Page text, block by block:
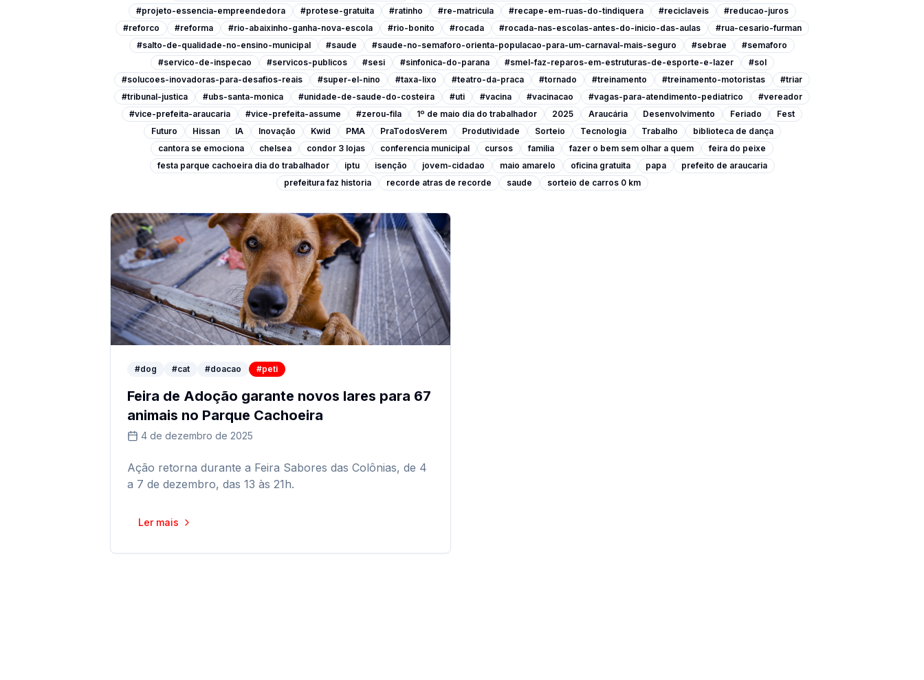
#projeto-essencia-empreendedora
#protese-gratuita #ratinho #re-matricula #recape-em-ruas-do-tindiquera #reciclaveis
#reducao-juros
#reforco
#reforma #rio-abaixinho-ganha-nova-escola #rio-bonito #rocada #rocada-nas-escolas-antes-do-inicio-das-aulas
#rua-cesario-furman
#salto-de-qualidade-no-ensino-municipal
#saude #saude-no-semaforo-orienta-populacao-para-um-carnaval-mais-seguro #sebrae
#semaforo
#servico-de-inspecao
#servicos-publicos #sesi #sinfonica-do-parana #smel-faz-reparos-em-estruturas-de-esporte-e-lazer
#sol
#solucoes-inovadoras-para-desafios-reais
#super-el-nino #taxa-lixo #teatro-da-praca #tornado #treinamento #treinamento-motoristas
#triar
#tribunal-justica
#ubs-santa-monica #unidade-de-saude-do-costeira #uti #vacina #vacinacao #vagas-para-atendimento-pediatrico
#vereador
#vice-prefeita-araucaria
#vice-prefeita-assume #zerou-fila 1º de maio dia do trabalhador 2025 Araucária Desenvolvimento Feriado
Fest
Futuro
Hissan IA Inovação Kwid PMA PraTodosVerem Produtividade Sorteio Tecnologia Trabalho
biblioteca de dança
cantora se emociona
chelsea condor 3 lojas conferencia municipal cursos familia fazer o bem sem olhar a quem
feira do peixe
festa parque cachoeira dia do trabalhador
iptu isenção jovem-cidadao maio amarelo oficina gratuita papa
prefeito de araucaria
prefeitura faz historia
recorde atras de recorde saude sorteio de carros 0 km
#dog #cat #doacao #peti
Feira de Adoção garante novos lares para 67
animais no Parque Cachoeira
4 de dezembro de 2025
Ação retorna durante a Feira Sabores das Colônias, de 4
a 7 de dezembro, das 13 às 21h.
Ler mais